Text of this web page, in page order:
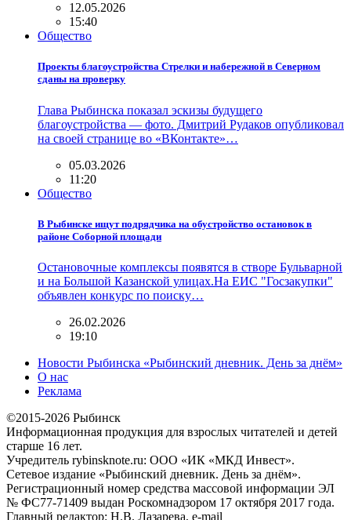
12.05.2026
15:40
Общество
Проекты благоустройства Стрелки и набережной в Северном
сданы на проверку
Глава Рыбинска показал эскизы будущего
благоустройства — фото. Дмитрий Рудаков опубликовал
на своей странице во «ВКонтакте»…
05.03.2026
11:20
Общество
В Рыбинске ищут подрядчика на обустройство остановок в
районе Соборной площади
Остановочные комплексы появятся в створе Бульварной
и на Большой Казанской улицах.На ЕИС "Госзакупки"
объявлен конкурс по поиску…
26.02.2026
19:10
Новости Рыбинска «Рыбинский дневник. День за днём»
О нас
Реклама
©2015-2026 Рыбинск
Информационная продукция для взрослых читателей и детей
старше 16 лет.
Учредитель rybinsknote.ru: ООО «ИК «МКД Инвест».
Сетевое издание «Рыбинский дневник. День за днём».
Регистрационный номер средства массовой информации ЭЛ
№ ФС77-71409 выдан Роскомнадзором 17 октября 2017 года.
Главный редактор: Н.В. Лазарева, e-mail